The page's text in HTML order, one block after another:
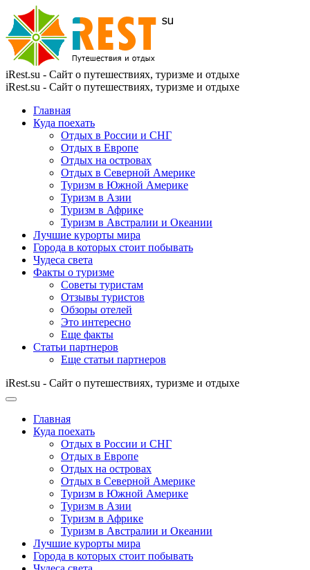
iRest.su - Сайт о путешествиях, туризме и отдыхе
iRest.su - Сайт о путешествиях, туризме и отдыхе
Главная
Куда поехать
Отдых в России и СНГ
Отдых в Европе
Отдых на островах
Отдых в Северной Америке
Туризм в Южной Америке
Туризм в Азии
Туризм в Африке
Туризм в Австралии и Океании
Лучшие курорты мира
Города в которых стоит побывать
Чудеса света
Факты о туризме
Советы туристам
Отзывы туристов
Обзоры отелей
Это интересно
Еще факты
Статьи партнеров
Еще статьи партнеров
iRest.su - Сайт о путешествиях, туризме и отдыхе
Главная
Куда поехать
Отдых в России и СНГ
Отдых в Европе
Отдых на островах
Отдых в Северной Америке
Туризм в Южной Америке
Туризм в Азии
Туризм в Африке
Туризм в Австралии и Океании
Лучшие курорты мира
Города в которых стоит побывать